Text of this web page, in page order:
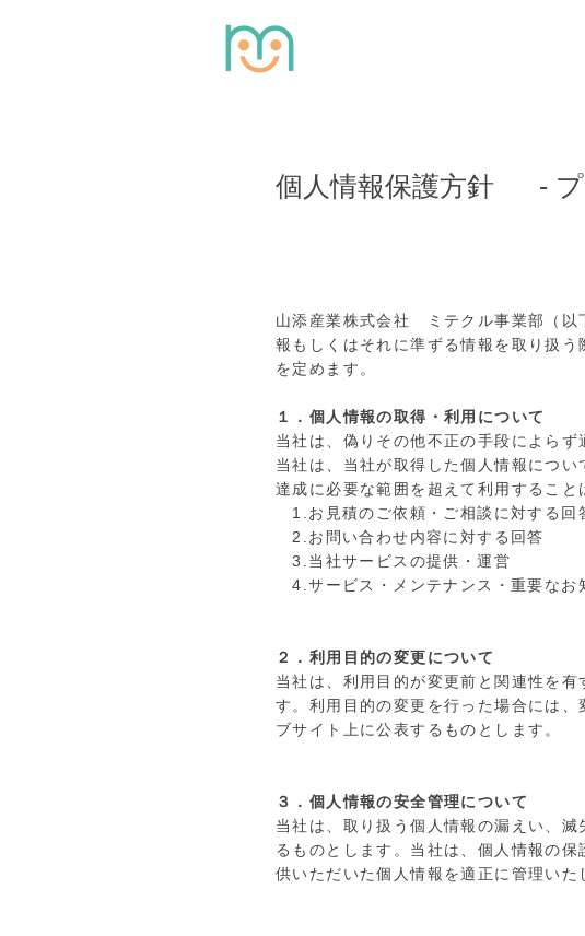
個人情報保護方針 -
山添産業株式会社 ミテクル事業部（以
報もしくはそれに準ずる情報を取り扱
を定めます。
１．個人情報の取得・利用について
当社は、偽りその他不正の手段によらず
当社は、当社が取得した個人情報につ
達成に必要な範囲を超えて利用すること
1.お見積のご依頼・ご相談に対する回
2.お問い合わせ内容に対する回答
3.当社サービスの提供・運営
4.サービス・メンテナンス・重要なお
２．利用目的の変更について
当社は、利用目的が変更前と関連性を
す。利用目的の変更を行った場合には
ブサイト上に公表するものとします。
３．個人情報の安全管理について
当社は、取り扱う個人情報の漏えい、
るものとします。当社は、個人情報の
供いただいた個人情報を適正に管理いた